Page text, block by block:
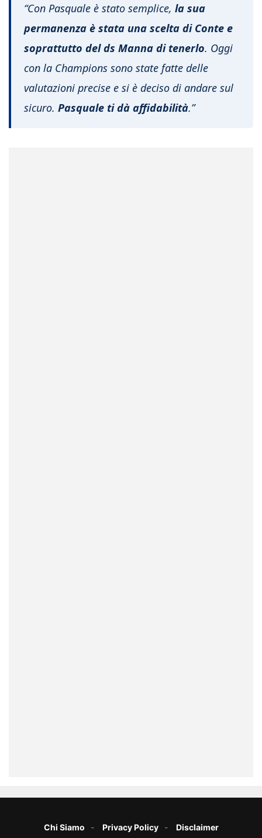
“Con Pasquale è stato semplice, la sua
permanenza è stata una scelta di Conte e
soprattutto del ds Manna di tenerlo. Oggi
con la Champions sono state fatte delle
valutazioni precise e si è deciso di andare sul
sicuro. Pasquale ti dà affidabilità.”
Chi Siamo Privacy Policy Disclaimer